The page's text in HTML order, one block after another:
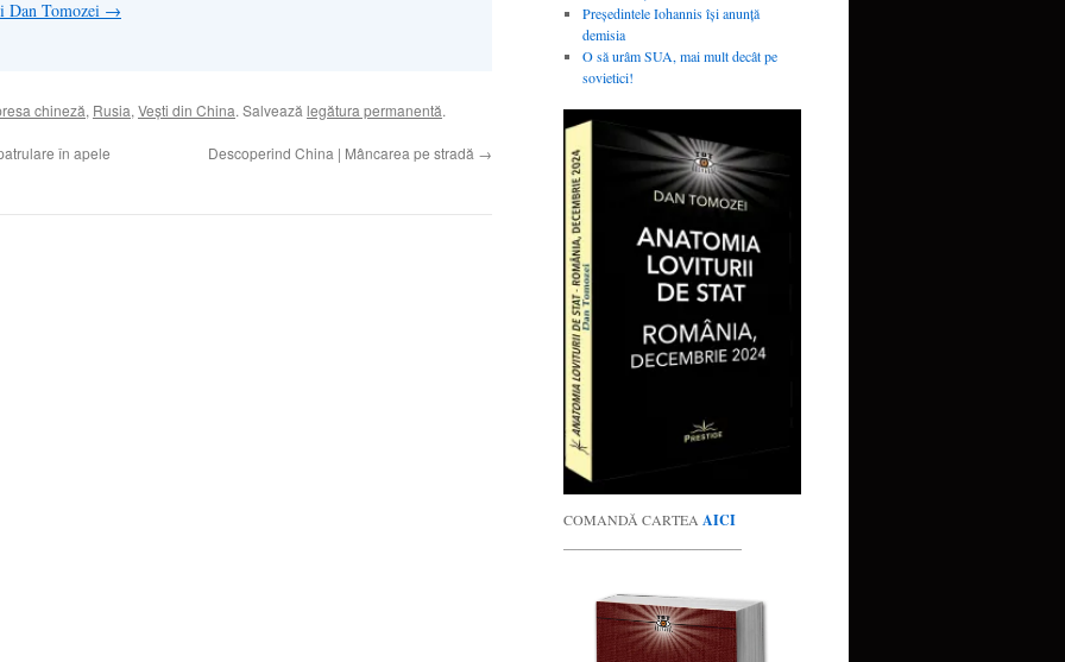
Dan Tomozei →
chineză, Rusia,Veşti din China. Salveazălegătura permanentă.
în apele
Descoperind China | Mâncarea pe stradă →
Președintele Iohannis își anunță
demisia
O să urâm SUA, mai mult decât pe
sovietici!
COMANDĂ CARTEA AICI